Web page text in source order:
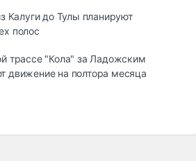
Калуги до Тулы планируют
полос
трассе "Кола" за Ладожским
движение на полтора месяца